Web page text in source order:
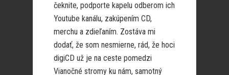
čeknite, podporte kapelu odberom ich
Youtube kanálu, zakúpením CD,
merchu a zdieľaním. Zostáva mi
dodať, že som nesmierne, rád, že hoci
digiCD už je na ceste pomedzi
Vianočné stromy ku nám, samotný